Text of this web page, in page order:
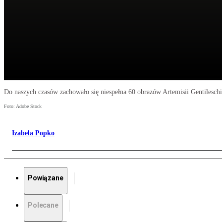
Do naszych czasów zachowało się niespełna 60 obrazów Artemisii
Foto: Adobe Stock
Izabela Popko
Powiązane
Polecane